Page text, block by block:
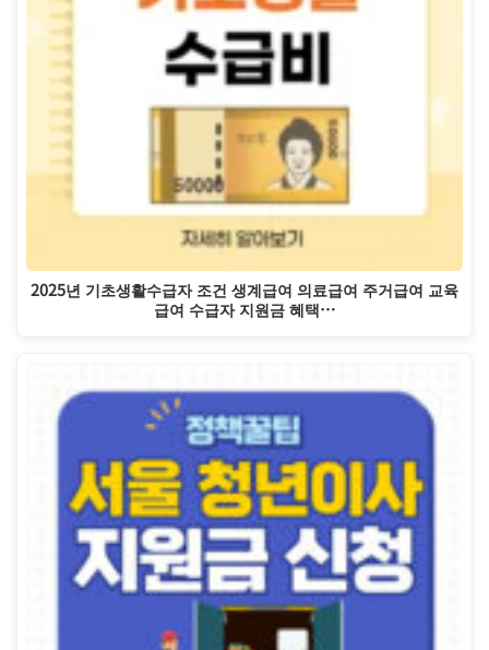
2025년 기초생활수급자 조건 생계급여 의료급여 주거급여 교육
급여 수급자 지원금 혜택…